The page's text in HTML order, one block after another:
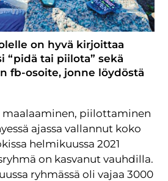
on hyvä kirjoittaa
“pidä tai piilota” sekä
fb-osoite, jonne löydöstä
maalaaminen, piilottaminen
ajassa vallannut koko
helmikuussa 2021
on kasvanut vauhdilla.
ryhmässä oli vajaa 3000